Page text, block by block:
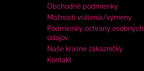
Obchodné podmienky
Možnosti vrátenia/výmeny
Podmienky ochrany osobných
údajov
Naše krásne zákazníčky
Kontakt